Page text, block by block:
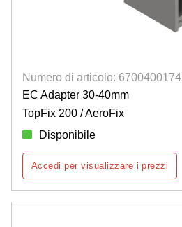
Numero di articolo: 6700400174
EC Adapter 30-40mm
TopFix 200 / AeroFix
Disponibile
Accedi per visualizzare i prezzi